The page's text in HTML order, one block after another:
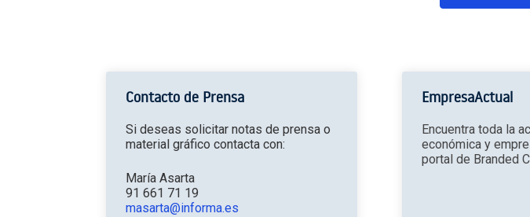
Contacto de Prensa
Si deseas solicitar notas de prensa o
material gráfico contacta con:
María Asarta
91 661 71 19
masarta@informa.es
EmpresaActual
Encuentra toda la
económica y
portal de Branded